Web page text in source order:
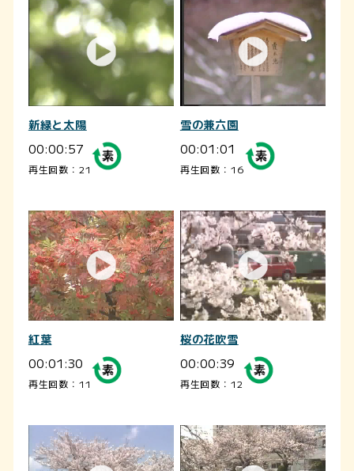
新緑と太陽
00:00:57
再生回数：21
雪の兼六園
00:01:01
再生回数：16
紅葉
00:01:30
再生回数：11
桜の花吹雪
00:00:39
再生回数：12